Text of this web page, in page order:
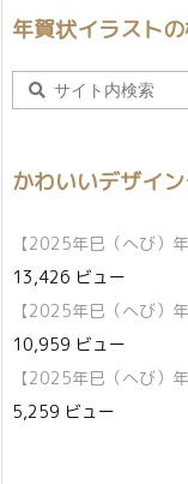
年賀状イラスト
かわいいデザイ
【2025年巳（へび）
13,426 ビュー
【2025年巳（へび）
10,959 ビュー
【2025年巳（へび）
5,259 ビュー